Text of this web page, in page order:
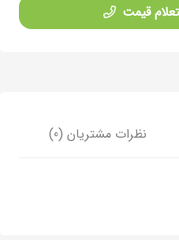
قیمت
نظرات مشتریان (0)